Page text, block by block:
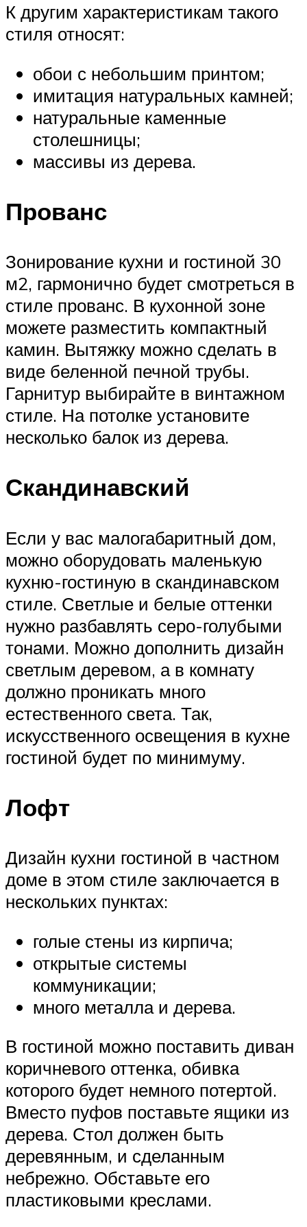
К другим характеристикам такого
стиля относят:
обои с небольшим принтом;
имитация натуральных камней;
натуральные каменные
столешницы;
массивы из дерева.
Прованс
Зонирование кухни и гостиной 30
м2, гармонично будет смотреться в
стиле прованс. В кухонной зоне
можете разместить компактный
камин. Вытяжку можно сделать в
виде беленной печной трубы.
Гарнитур выбирайте в винтажном
стиле. На потолке установите
несколько балок из дерева.
Скандинавский
Если у вас малогабаритный дом,
можно оборудовать маленькую
кухню-гостиную в скандинавском
стиле. Светлые и белые оттенки
нужно разбавлять серо-голубыми
тонами. Можно дополнить дизайн
светлым деревом, а в комнату
должно проникать много
естественного света. Так,
искусственного освещения в кухне
гостиной будет по минимуму.
Лофт
Дизайн кухни гостиной в частном
доме в этом стиле заключается в
нескольких пунктах:
голые стены из кирпича;
открытые системы
коммуникации;
много металла и дерева.
В гостиной можно поставить диван
коричневого оттенка, обивка
которого будет немного потертой.
Вместо пуфов поставьте ящики из
дерева. Стол должен быть
деревянным, и сделанным
небрежно. Обставьте его
пластиковыми креслами.